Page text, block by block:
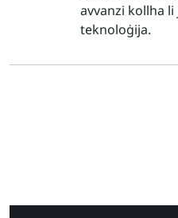
avvanzi kollha
teknoloġija.